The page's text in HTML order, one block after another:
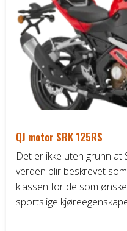
Stihl -Skog og Hage
Toro Snøfres
DELER OG TILBEHØR
Batteriladere
GIVI – Bagasjesystem
QJ motor SRK 125RS
Det er ikke uten grunn at
verden blir beskrevet
klassen for de som
sportslige